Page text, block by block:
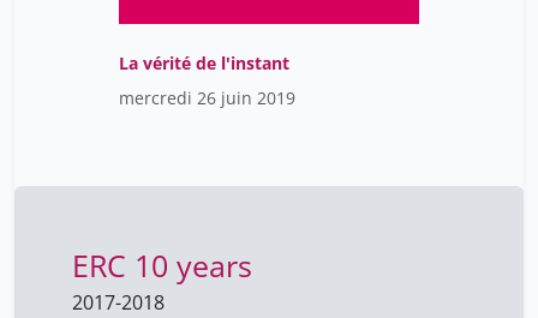
La vérité de l'instant
mercredi 26 juin 2019
ERC 10 years
2017-2018